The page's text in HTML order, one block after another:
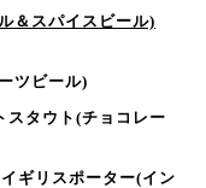
＆スパイスビール)
ツビール)
タウト (チョコレー
ギリスポーター(イン